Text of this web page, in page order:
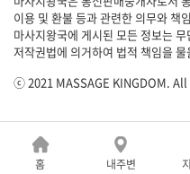
홈 내주변
이용 및 환불 등과 관련한 의무와 책
마사지왕국에 게시된 모든 정보는
저작권법에 의거하여 법적 책임을
ⓒ 2021 MASSAGE KINGDOM.